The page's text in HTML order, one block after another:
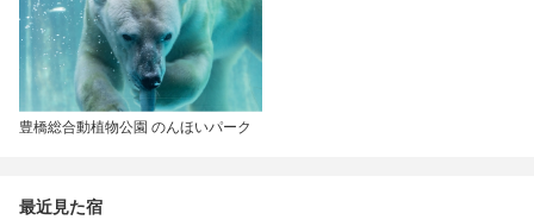
豊橋総合動植物公園 のんほいパーク
最近見た宿